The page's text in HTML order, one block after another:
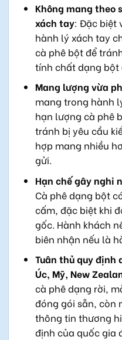
Không mang theo
xách tay: Đặc biệt
hành lý xách tay
cà phê bột để
tính chất dạng bột
Mang lượng vừa
mang trong hành
hạn lượng cà phê
tránh bị yêu cầu
hợp mang nhiều
gửi.
Hạn chế gây nghi
Cà phê dạng bột
cấm, đặc biệt khi
gốc. Hành khách
biên nhận nếu là
Tuân thủ quy định
Úc, Mỹ, New
cà phê dạng rời,
đóng gói sẵn, còn
thông tin thương
định của quốc gia